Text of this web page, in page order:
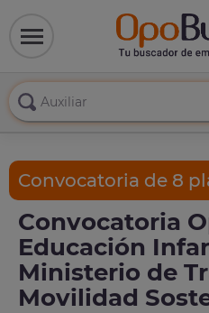
Convocatoria de 8
Convocatoria
Educación
Ministerio de
Movilidad